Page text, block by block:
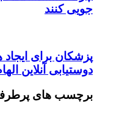
جویی کنند
پزشکان برای
دوستیابی آنلاین
برچسب های